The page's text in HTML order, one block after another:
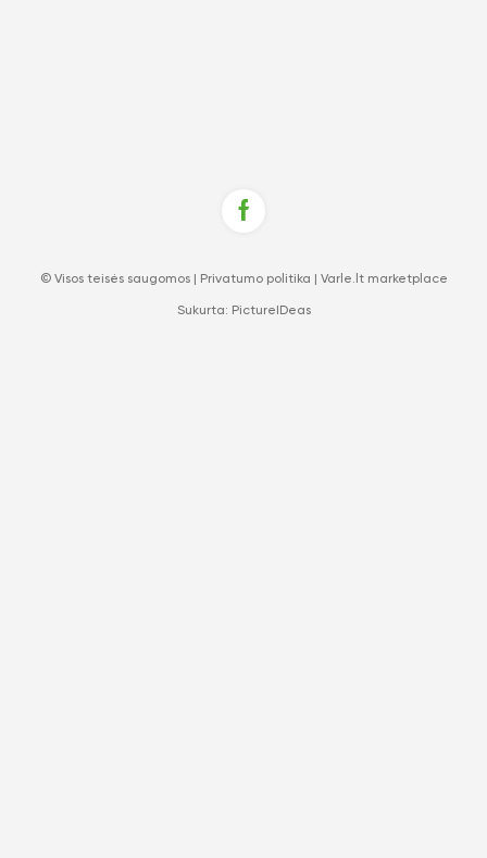
© Visos teisės saugomos | Privatumo politika Varle.lt marketplace
Sukurta: PictureIDeas